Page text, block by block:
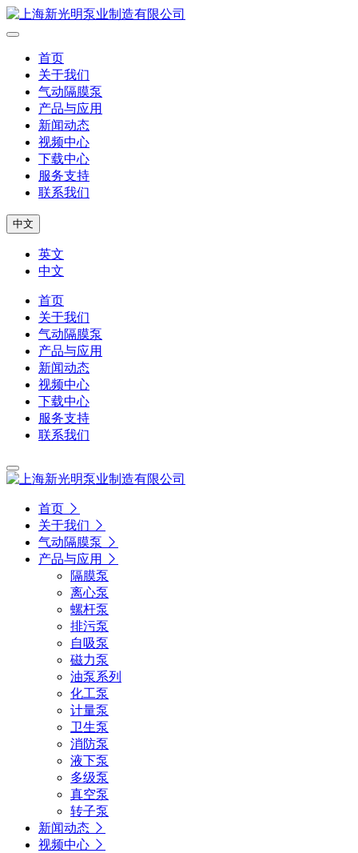
首页
关于我们
气动隔膜泵
产品与应用
新闻动态
视频中心
下载中心
服务支持
联系我们
中文
英文
中文
首页
关于我们
气动隔膜泵
产品与应用
新闻动态
视频中心
下载中心
服务支持
联系我们
首页
关于我们
气动隔膜泵
产品与应用
隔膜泵
离心泵
螺杆泵
排污泵
自吸泵
磁力泵
油泵系列
化工泵
计量泵
卫生泵
消防泵
液下泵
多级泵
真空泵
转子泵
新闻动态
视频中心